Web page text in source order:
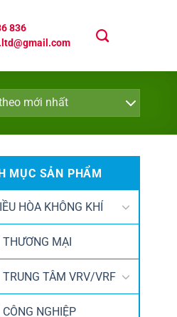
836
MỤC SẢN PHẨM
HÒA KHÔNG KHÍ
MẠI
TÂM VRV/VRF
NGHIỆP